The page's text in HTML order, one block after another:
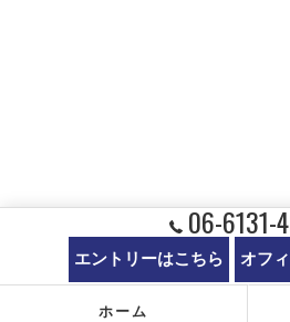
06-6131-
エントリーはこちら オフ
ホーム